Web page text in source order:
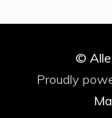
© Alle
Proudly